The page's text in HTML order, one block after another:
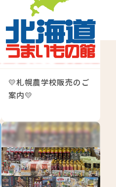
💛札幌農学校販売のご
案内💛